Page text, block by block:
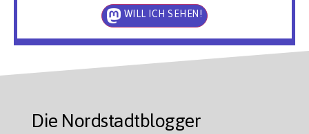
WILL ICH SEHEN!
Die Nordstadtblogger